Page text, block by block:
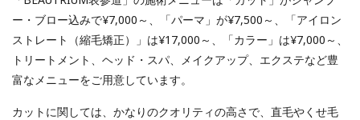
ー・ブロー込みで¥7,000～、「パーマ」が¥7,500～、「アイロン
ストレート（縮毛矯正）」は¥17,000～、「カラー」は¥7,000～、
トリートメント、ヘッド・スパ、メイクアップ、エクステなど豊
富なメニューをご用意しています。
カットに関しては、かなりのクオリティの高さで、直毛やくせ毛